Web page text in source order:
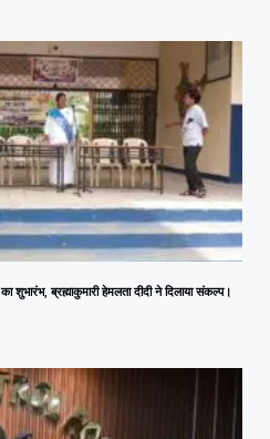
शुभारंभ, ब्रह्माकुमारी हेमलता दीदी ने दिलाया संकल्प।